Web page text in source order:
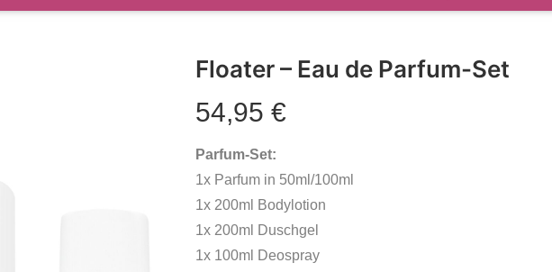
Floater – Eau de Parfum-Set
54,95 €
Parfum-Set:
1x Parfum in 50ml/100ml
1x 200ml Bodylotion
1x 200ml Duschgel
1x 100ml Deospray